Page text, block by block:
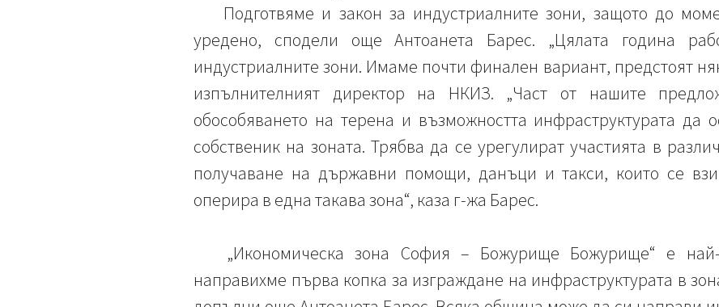
Подготвяме и закон за индустриалните зони, защото до
уредено, сподели още Антоанета Барес. „Цялата година
индустриалните зони. Имаме почти финален вариант, предстоят
изпълнителният директор на НКИЗ. „Част от нашите
обособяването на терена и възможността инфраструктурата да
собственик на зоната. Трябва да се урегулират участията в
получаване на държавни помощи, данъци и такси, които се
оперира в една такава зона“, каза г-жа Барес.
„Икономическа зона София – Божурище Божурище“ е най-
направихме първа копка за изграждане на инфраструктурата в